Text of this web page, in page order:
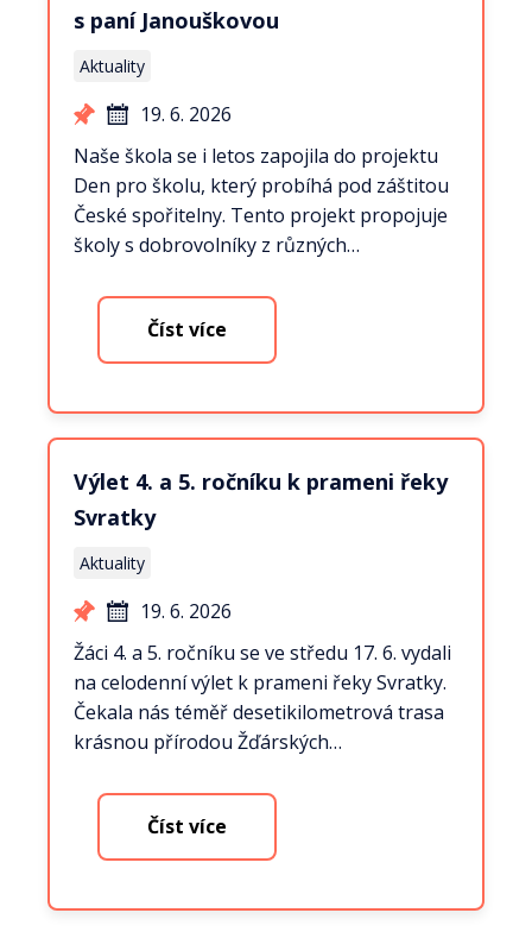
s paní Janouškovou
Aktuality
19. 6. 2026
Naše škola se i letos zapojila do projektu
Den pro školu, který probíhá pod záštitou
České spořitelny. Tento projekt propojuje
školy s dobrovolníky z různých…
Číst více
Výlet 4. a 5. ročníku k prameni řeky
Svratky
Aktuality
19. 6. 2026
Žáci 4. a 5. ročníku se ve středu 17. 6. vydali
na celodenní výlet k prameni řeky Svratky.
Čekala nás téměř desetikilometrová trasa
krásnou přírodou Žďárských…
Číst více